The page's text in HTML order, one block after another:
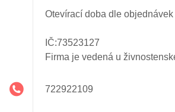
Otevírací doba dle objednávek
IČ:73523127
Firma je vedená u
722922109